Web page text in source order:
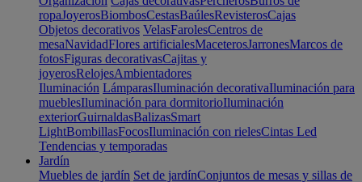
ropaJoyerosBiombosCestasBaúlesRevisterosCajas
Objetos decorativos VelasFarolesCentros de
mesaNavidadFlores artificialesMaceterosJarronesMarcos de
fotosFiguras decorativasCajitas y
joyerosRelojesAmbientadores
Iluminación LámparasIluminación decorativaIluminación para
mueblesIluminación para dormitorioIluminación
exteriorGuirnaldasBalizasSmart
LightBombillasFocosIluminación con rielesCintas Led
Tendencias y temporadas
Jardín
Muebles de jardín Set de jardínConjuntos de mesas y sillas de